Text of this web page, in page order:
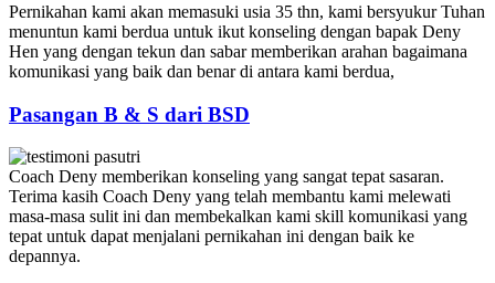
Pernikahan kami akan memasuki usia 35 thn, kami bersyukur Tuhan
menuntun kami berdua untuk ikut konseling dengan bapak Deny
Hen yang dengan tekun dan sabar memberikan arahan bagaimana
komunikasi yang baik dan benar di antara kami berdua,
Pasangan B & S dari BSD
Coach Deny memberikan konseling yang sangat tepat sasaran.
Terima kasih Coach Deny yang telah membantu kami melewati
masa-masa sulit ini dan membekalkan kami skill komunikasi yang
tepat untuk dapat menjalani pernikahan ini dengan baik ke
depannya.